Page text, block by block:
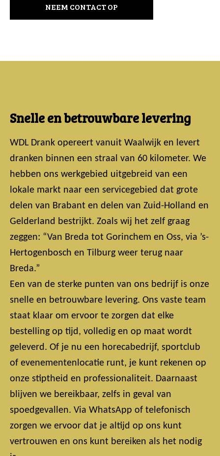
NEEM CONTACT OP
Snelle en betrouwbare levering
WDL Drank opereert vanuit Waalwijk en levert
dranken binnen een straal van 60 kilometer. We
hebben ons werkgebied uitgebreid van een
lokale markt naar een servicegebied dat grote
delen van Brabant en delen van Zuid-Holland en
Gelderland bestrijkt. Zoals wij het zelf graag
zeggen: “Van Breda tot Gorinchem en Oss, via ’s-
Hertogenbosch en Tilburg weer terug naar
Breda.”
Een van de sterke punten van ons bedrijf is onze
snelle en betrouwbare levering. Ons vaste team
staat klaar om ervoor te zorgen dat elke
bestelling op tijd, volledig en op maat wordt
geleverd. Of je nu een horecabedrijf, sportclub
of evenementenlocatie runt, je kunt rekenen op
onze stiptheid en professionaliteit. Daarnaast
blijven we bereikbaar, zelfs in geval van
spoedgevallen. Via WhatsApp of telefonisch
zorgen we ervoor dat je altijd op ons kunt
vertrouwen en ons kunt bereiken als het nodig